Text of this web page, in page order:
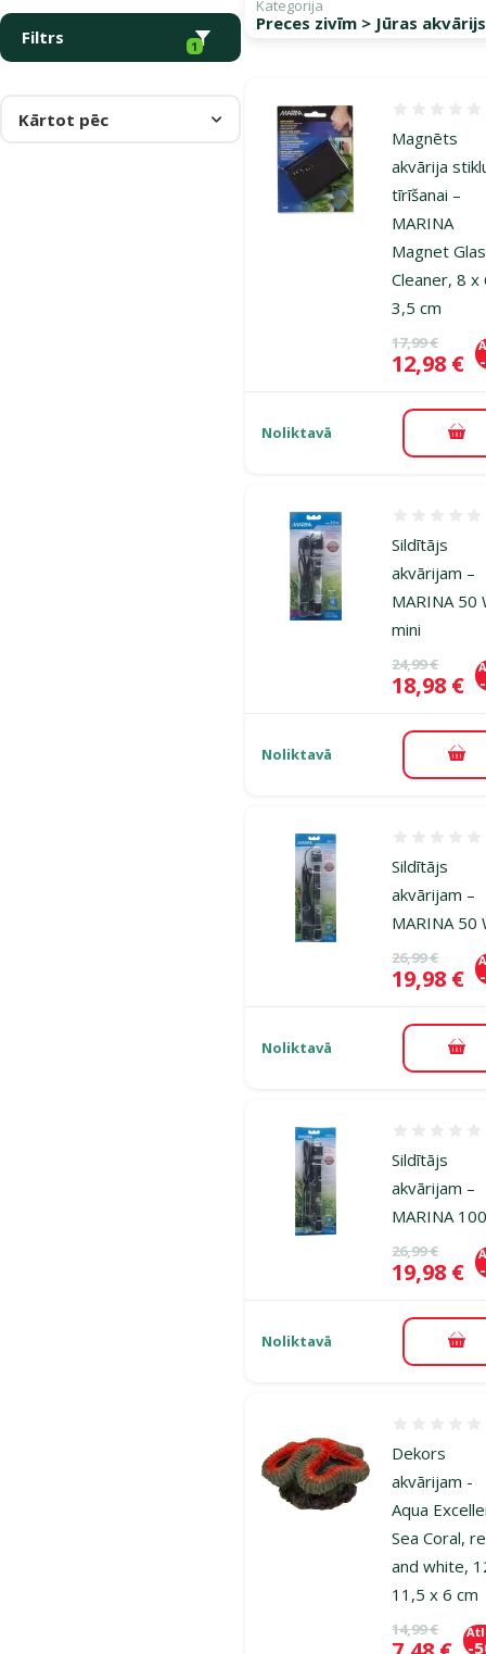
Filtrs 1
Kategorija
Preces zivīm > Jūras akvārijs
Kārtot pēc
Magnēts
akvārija
tīrīšanai –
MARINA
Magnet
Cleaner, 8 x
3,5 cm
Oriģinālā
17,99 €
Cena
12,98 €
Noliktavā
Sildītājs
akvārijam –
MARINA 50
mini
Oriģinālā
24,99 €
Cena
18,98 €
Noliktavā
Sildītājs
akvārijam –
MARINA 50
Oriģinālā
26,99 €
Cena
19,98 €
Noliktavā
Sildītājs
akvārijam –
MARINA
Oriģinālā
26,99 €
Cena
19,98 €
Noliktavā
Dekors
akvārijam -
Aqua
Sea Coral,
and white,
11,5 x 6 cm
Oriģinālā
14,99 €
-